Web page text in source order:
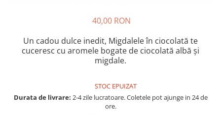
Fursecuri
Chec
40,00 RON
Un cadou dulce inedit, Migdalele în ciocolată te
cuceresc cu aromele bogate de ciocolată albă și
migdale.
STOC EPUIZAT
Durata de livrare: 2-4 zile lucratoare. Coletele pot ajunge in 24 de
ore.